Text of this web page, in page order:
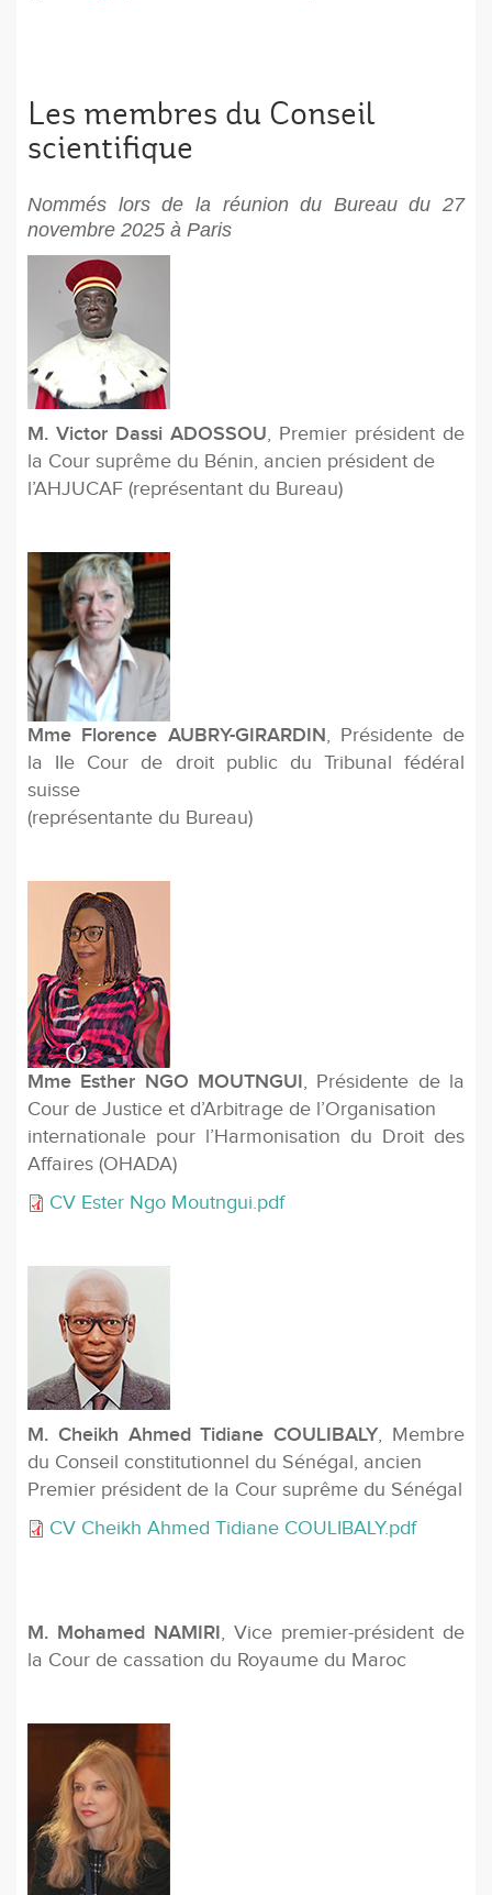
Les membres du Conseil
scientifique
Nommés lors de la réunion du Bureau du 27
novembre 2025 à Paris
M. Victor Dassi ADOSSOU, Premier président de
la Cour suprême du Bénin, ancien président de
l’AHJUCAF (représentant du Bureau)
Mme Florence AUBRY-GIRARDIN, Présidente de
la IIe Cour de droit public du Tribunal fédéral
suisse
(représentante du Bureau)
Mme Esther NGO MOUTNGUI, Présidente de la
Cour de Justice et d’Arbitrage de l’Organisation
internationale pour l’Harmonisation du Droit des
Affaires (OHADA)
CV Ester Ngo Moutngui.pdf
M. Cheikh Ahmed Tidiane COULIBALY, Membre
du Conseil constitutionnel du Sénégal, ancien
Premier président de la Cour suprême du Sénégal
CV Cheikh Ahmed Tidiane COULIBALY.pdf
M. Mohamed NAMIRI, Vice premier-président de
la Cour de cassation du Royaume du Maroc